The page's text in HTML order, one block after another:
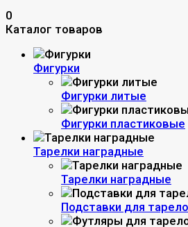
0
Каталог товаров
Фигурки
Фигурки литые
Фигурки пластиковые
Тарелки наградные
Тарелки наградные
Подставки для